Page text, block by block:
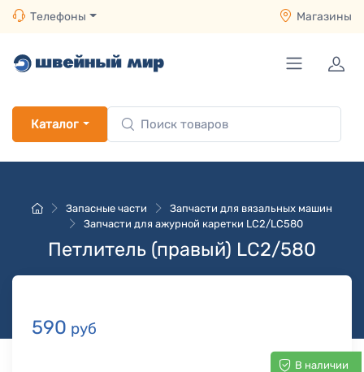
Телефоны Магазины
Каталог
Запасные части
Запчасти для вязальных машин
Запчасти для ажурной каретки LC2/LC580
Петлитель (правый) LC2/580
590 руб
В наличии